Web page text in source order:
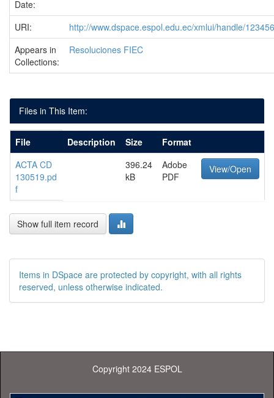
Date:
URI:
http://www.dspace.espol.edu.ec/xmlui/handle/
Appears in
Collections:
Resoluciones FIEC
Files in This Item:
File Description Size
Format
ACTA CD
130519.pd
f
396.24
kB
Adobe
PDF
View/Open
Show full item record
Items in DSpace are protected by copyright, with all rights
reserved, unless otherwise indicated.
Copyright 2024 ESPOL